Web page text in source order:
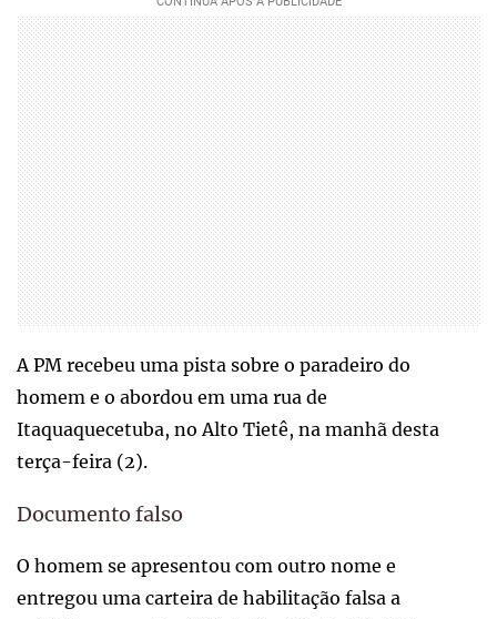
A PM recebeu uma pista sobre o paradeiro do
homem e o abordou em uma rua de
Itaquaquecetuba, no Alto Tietê, na manhã desta
terça-feira (2).
Documento falso
O homem se apresentou com outro nome e
entregou uma carteira de habilitação falsa a